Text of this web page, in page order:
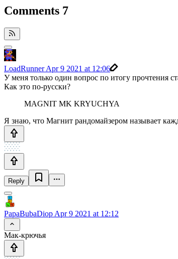
Comments 7
LoadRunnerApr 9 2021 at 12:06
У меня только один вопрос по итогу прочтения
Как это по-русски?
MAGNIT MK KRYUCHYA
Я знаю, что Магнит рандомайзером называет
Reply
PapaBubaDiop Apr 9 2021 at 12:12
Мак-крючья